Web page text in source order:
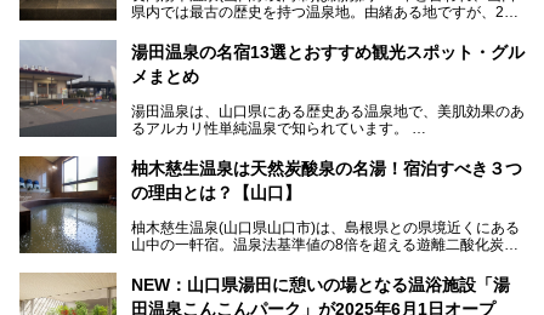
全貌を徹底紹介。また同時期に開催されている「湯道展in長
県内では最古の歴史を持つ温泉地。由緒ある地ですが、202
生まれ変わりました。
今回は、外湯(日帰り入浴施設)である「恩湯」をはじめ、温
紹介。また、アクセスの注意点も併せてご紹介します！
湯田温泉の名宿13選とおすすめ観光スポット・グル
メまとめ
湯田温泉は、山口県にある歴史ある温泉地で、美肌効果のあ
るアルカリ性単純温泉で知られています。
湯田温泉では、瑠璃光寺五重塔などの観光スポット、「そば
寿司」などのグルメスポット、なかには「女将劇場」なんて
一風変わった催しを実施している旅館もあり、観光を満喫で
この記事では、湯田温泉の魅力を味わえる宿泊施設や日帰り
ス方法も紹介します！
柚木慈生温泉は天然炭酸泉の名湯！宿泊すべき３つ
の理由とは？【山口】
柚木慈生温泉(山口県山口市)は、島根県との県境近くにある
山中の一軒宿。温泉法基準値の8倍を超える遊離二酸化炭素
親しまれています。
NEW：山口県湯田に憩いの場となる温浴施設「湯
田温泉こんこんパーク」が2025年6月1日オープ